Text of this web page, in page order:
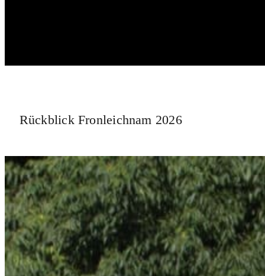
Rückblick Fronleichnam 2026